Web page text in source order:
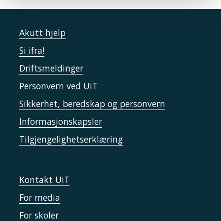
Akutt hjelp
Si ifra!
Driftsmeldinger
Personvern ved UiT
Sikkerhet, beredskap og personvern
Informasjonskapsler
Tilgjengelighetserklæring
Kontakt UiT
For media
For skoler